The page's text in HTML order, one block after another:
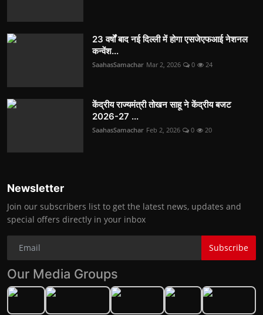
23 वर्षों बाद नई दिल्ली में होगा एसजेएफआई नेशनल
कन्वेंश...
SaahasSamachar Mar 2, 2026 0 24
केंद्रीय राज्यमंत्री तोखन साहू ने केंद्रीय बजट
2026-27 ...
SaahasSamachar Feb 2, 2026 0 20
Newsletter
Join our subscribers list to get the latest news, updates and
special offers directly in your inbox
Subscribe
Our Media Groups